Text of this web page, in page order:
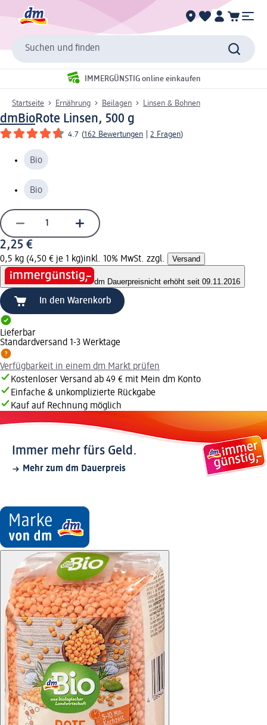
Suchen und finden
IMMERGÜNSTIG online einkaufen
Startseite Ernährung Beilagen Linsen & Bohnen
dmBioRote Linsen, 500 g
4.7 (162 Bewertungen 2 Fragen)
Bio
Bio
2,25 €
0,5 kg (4,50 € je 1 kg)inkl. 10% MwSt. zzgl. Versand
dm Dauerpreisnicht erhöht seit 09.11.2016
In den Warenkorb
Lieferbar
Standardversand 1-3 Werktage
Verfügbarkeit in einem dm Markt prüfen
Kostenloser Versand ab 49 € mit Mein dm Konto
Einfache & unkomplizierte Rückgabe
Kauf auf Rechnung möglich
Immer mehr fürs Geld.
Mehr zum dm Dauerpreis